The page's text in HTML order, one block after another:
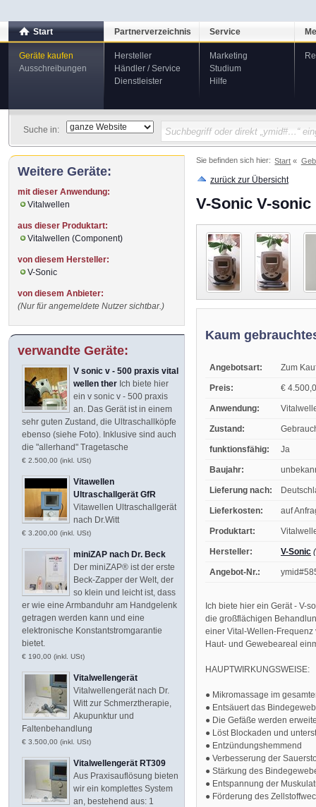
Start
Geräte kaufen
Ausschreibungen
Partnerverzeichnis
Hersteller
Händler / Service
Dienstleister
Service
Marketing
Studium
Hilfe
Suche in:
Sie befinden sich hier: Start
zurück zur Übersicht
V-Sonic V-sonic
Kaum
Angebotsart: Zum
Preis: €
Anwendung:
Zustand:
funktionsfähig: Ja
Baujahr:
Lieferung nach:
Lieferkosten: auf
Produktart:
Hersteller: V-Sonic
Angebot-Nr.:
Ich biete hier ein Gerät - V-
die großflächigen
einer Vital-Wellen-
Haut- und Gewebeareal
HAUPTWIRKUNGSWEISE:
● Mikromassage im
● Entsäuert das
● Die Gefäße werden
● Löst Blockaden und
● Entzündungshemmend
● Verbesserung der
● Stärkung des
● Entspannung der
● Förderung des
Weitere Geräte:
mit dieser Anwendung:
Vitalwellen
aus dieser Produktart:
Vitalwellen (Component)
von diesem Hersteller:
V-Sonic
von diesem Anbieter:
(Nur für angemeldete Nutzer sichtbar.)
verwandte Geräte:
V sonic v - 500 praxis vital
wellen ther Ich biete hier
ein v sonic v - 500 praxis
an. Das Gerät ist in einem
sehr guten Zustand, die Ultraschallköpfe
ebenso (siehe Foto). Inklusive sind auch
die "allerhand" Tragetasche
€ 2.500,00 (inkl. USt)
Vitawellen
Ultraschallgerät GfR
Vitawellen Ultraschallgerät
nach Dr.Witt
€ 3.200,00 (inkl. USt)
miniZAP nach Dr. Beck
Der miniZAP® ist der erste
Beck-Zapper der Welt, der
so klein und leicht ist, dass
er wie eine Armbanduhr am Handgelenk
getragen werden kann und eine
elektronische Konstantstromgarantie
bietet.
€ 190,00 (inkl. USt)
Vitalwellengerät
Vitalwellengerät nach Dr.
Witt zur Schmerztherapie,
Akupunktur und
Faltenbehandlung
€ 3.500,00 (inkl. USt)
Vitalwellengerät RT309
Aus Praxisauflösung bieten
wir ein komplettes System
an, bestehend aus: 1